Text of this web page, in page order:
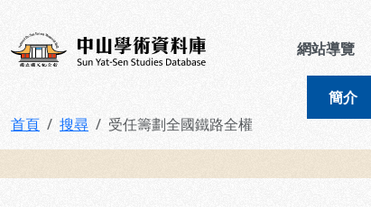
中山學術資料庫 網站導覽
簡介
首頁 搜尋 受任籌劃全國鐵路全權